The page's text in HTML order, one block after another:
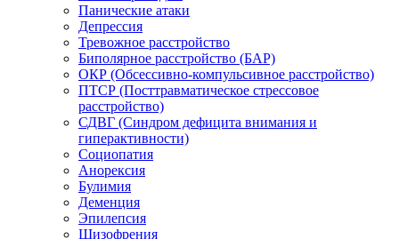
Панические атаки
Депрессия
Тревожное расстройство
Биполярное расстройство (БАР)
ОКР (Обсессивно-компульсивное расстройство)
ПТСР (Посттравматическое стрессовое
расстройство)
СДВГ (Синдром дефицита внимания и
гиперактивности)
Социопатия
Анорексия
Булимия
Деменция
Эпилепсия
Шизофрения